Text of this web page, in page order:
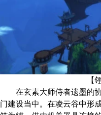
【
在玄素大师侍者遗墨的协
门建设当中。在凌云谷中形